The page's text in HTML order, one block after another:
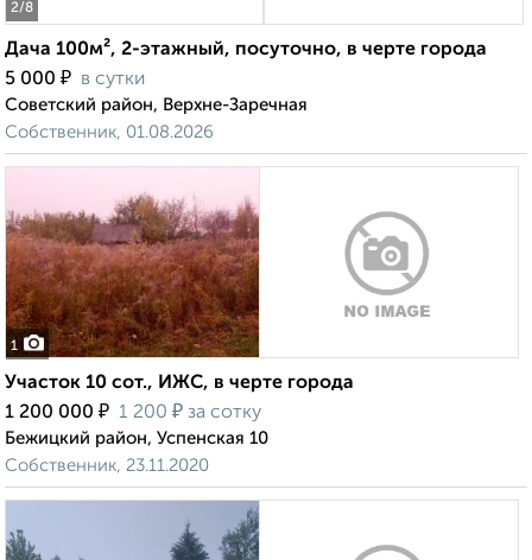
2/8
Дача 100м², 2-этажный, посуточно, в черте города
5 000 ₽ в сутки
Советский район, Верхне-Заречная
Собственник, 01.08.2026
1
Участок 10 сот., ИЖС, в черте города
1 200 000 ₽ 1 200 ₽ за сотку
Бежицкий район, Успенская 10
Собственник, 23.11.2020